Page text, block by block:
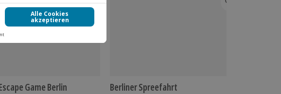
Game Berlin Berliner Spreefahrt